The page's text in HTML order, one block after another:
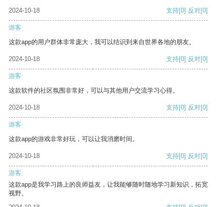
2024-10-18 支持[0] 反对[0]
游客
这款app的用户群体非常庞大，我可以结识到来自世界各地的朋友。
2024-10-18 支持[0] 反对[0]
游客
这款软件的社区氛围非常好，可以与其他用户交流学习心得。
2024-10-18 支持[0] 反对[0]
游客
这款app的游戏非常好玩，可以让我消磨时间。
2024-10-18 支持[0] 反对[0]
游客
这款app是我学习路上的良师益友，让我能够随时随地学习新知识，拓宽
视野。